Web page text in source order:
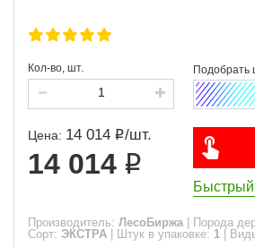
Кол-во, шт.
Цена: 14 014 /шт.
14 014
Быстрый
Производитель: ЛесоБиржа Порода
Сорт: ЭКСТРА Штук в упаковке: 1